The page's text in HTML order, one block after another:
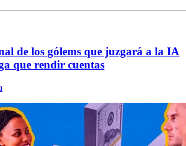
de los gólems que juzgará a la IA
que rendir cuentas